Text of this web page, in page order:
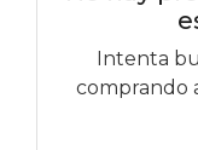
Intenta
comprando